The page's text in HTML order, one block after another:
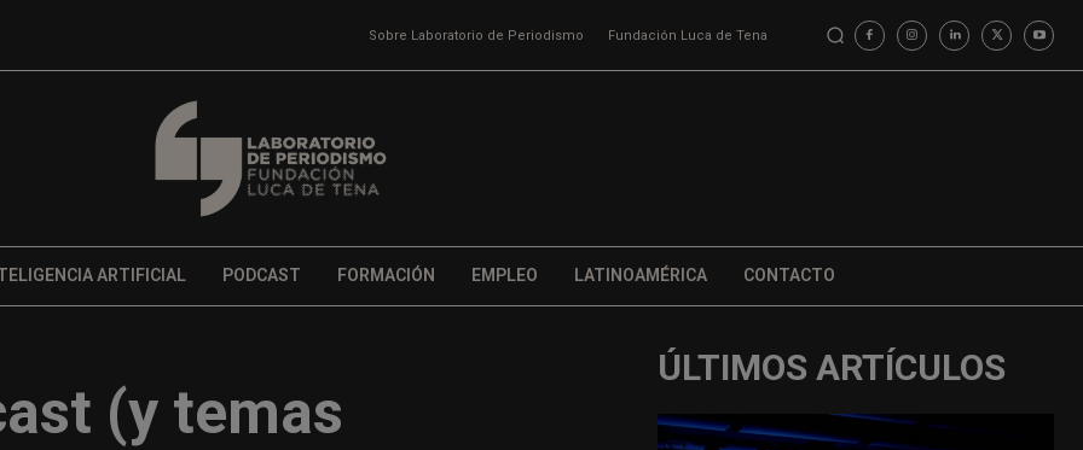
Sobre Laboratorio de Periodismo Fundación Luca de Tena
ARTIFICIAL PODCAST FORMACIÓN EMPLEO LATINOAMÉRICA CONTACTO
(y temas
ÚLTIMOS ARTÍCULOS